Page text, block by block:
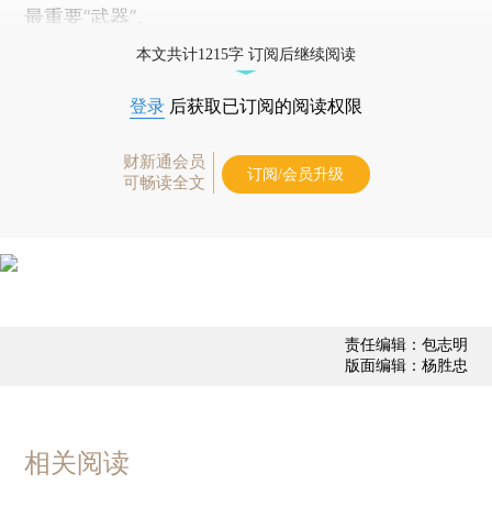
最重要“武器”。
本文共计1215字 订阅后继续阅读
登录 后获取已订阅的阅读权限
财新通会员
可畅读全文
订阅/会员升级
责任编辑：包志明
版面编辑：杨胜忠
相关阅读